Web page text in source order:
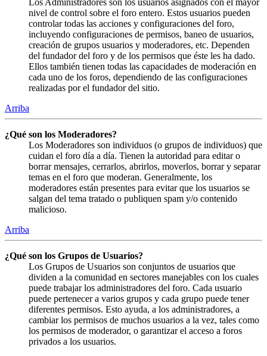
Los Administradores son los usuarios asignados con el mayor
nivel de control sobre el foro entero. Estos usuarios pueden
controlar todas las acciones y configuraciones del foro,
incluyendo configuraciones de permisos, baneo de usuarios,
creación de grupos usuarios y moderadores, etc. Dependen
del fundador del foro y de los permisos que éste les ha dado.
Ellos también tienen todas las capacidades de moderación en
cada uno de los foros, dependiendo de las configuraciones
realizadas por el fundador del sitio.
Arriba
¿Qué son los Moderadores?
Los Moderadores son individuos (o grupos de individuos) que
cuidan el foro día a día. Tienen la autoridad para editar o
borrar mensajes, cerrarlos, abrirlos, moverlos, borrar y separar
temas en el foro que moderan. Generalmente, los
moderadores están presentes para evitar que los usuarios se
salgan del tema tratado o publiquen spam y/o contenido
malicioso.
Arriba
¿Qué son los Grupos de Usuarios?
Los Grupos de Usuarios son conjuntos de usuarios que
dividen a la comunidad en sectores manejables con los cuales
puede trabajar los administradores del foro. Cada usuario
puede pertenecer a varios grupos y cada grupo puede tener
diferentes permisos. Esto ayuda, a los administradores, a
cambiar los permisos de muchos usuarios a la vez, tales como
los permisos de moderador, o garantizar el acceso a foros
privados a los usuarios.